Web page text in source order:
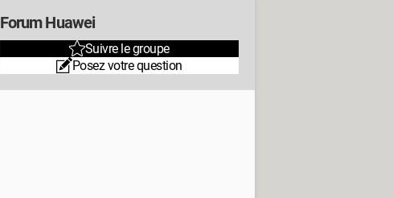
Forum Huawei
Suivre le groupe
Posez votre question